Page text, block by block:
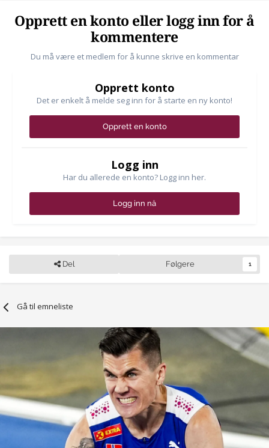
Opprett en konto eller logg inn for å
kommentere
Du må være et medlem for å kunne skrive en kommentar
Opprett konto
Det er enkelt å melde seg inn for å starte en ny konto!
Opprett en konto
Logg inn
Har du allerede en konto? Logg inn her.
Logg inn nå
Del Følgere 1
Gå til emneliste